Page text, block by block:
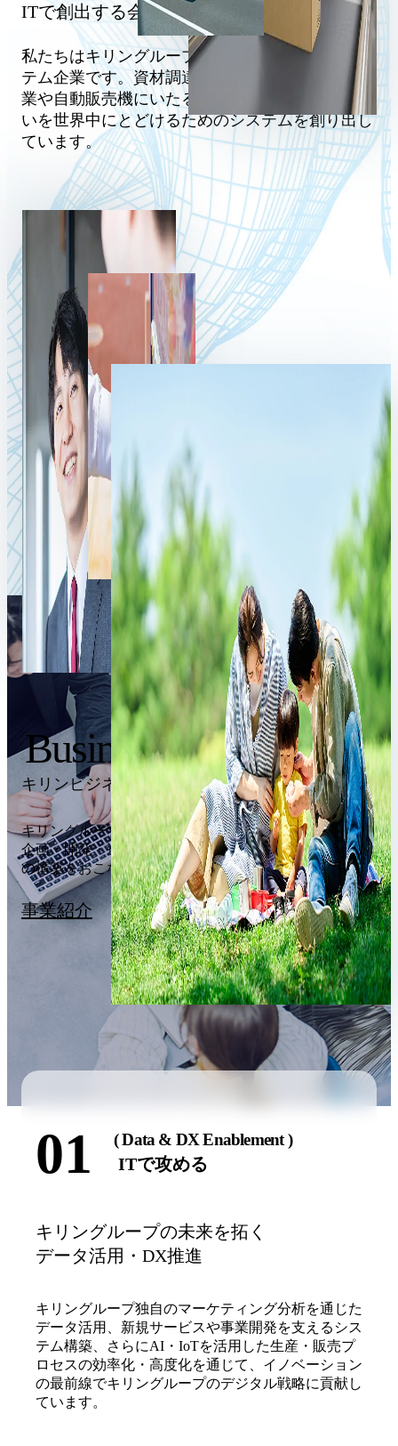
ITで創出する会社です。
私たちはキリングループのITを牽引する情報シス
テム企業です。資材調達から生産、卸・輸送、営
業や自動販売機にいたるまで、キリンの商品や思
いを世界中にとどけるためのシステムを創り出し
ています。
キリンビジネスシステムの事業
Business
キリングループの戦略を実現するための業務システムの
企画・開発・運用・保守・ユーザー支援や情報インフラ
の構築をおこなっています。
事業紹介
01 ITで攻める
( Data & DX Enablement )
キリングループの未来を拓く
データ活用・DX推進
キリングループ独自のマーケティング分析を通じた
データ活用、新規サービスや事業開発を支えるシス
テム構築、さらにAI・IoTを活用した生産・販売プ
ロセスの効率化・高度化を通じて、イノベーション
の最前線でキリングループのデジタル戦略に貢献し
ています。